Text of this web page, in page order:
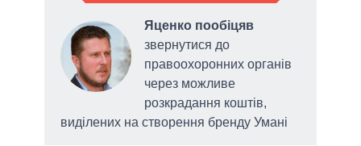
Яценко пообіцяв
звернутися до
правоохоронних органів
через можливе
розкрадання коштів,
виділених на створення бренду Умані